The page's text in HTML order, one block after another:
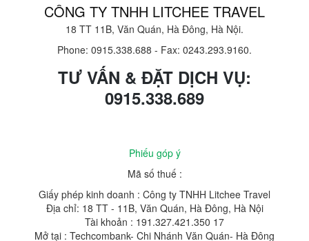
CÔNG TY TNHH LITCHEE TRAVEL
18 TT 11B, Văn Quán, Hà Đông, Hà Nội.
Phone: 0915.338.688 - Fax: 0243.293.9160.
TƯ VẤN & ĐẶT DỊCH VỤ:
0915.338.689
Phiếu góp ý
Mã số thuế :
Giấy phép kinh doanh : Công ty TNHH Litchee Travel
Địa chỉ: 18 TT - 11B, Văn Quán, Hà Đông, Hà Nội
Tài khoản : 191.327.421.350 17
Mở tại : Techcombank- Chi Nhánh Văn Quán- Hà Đông